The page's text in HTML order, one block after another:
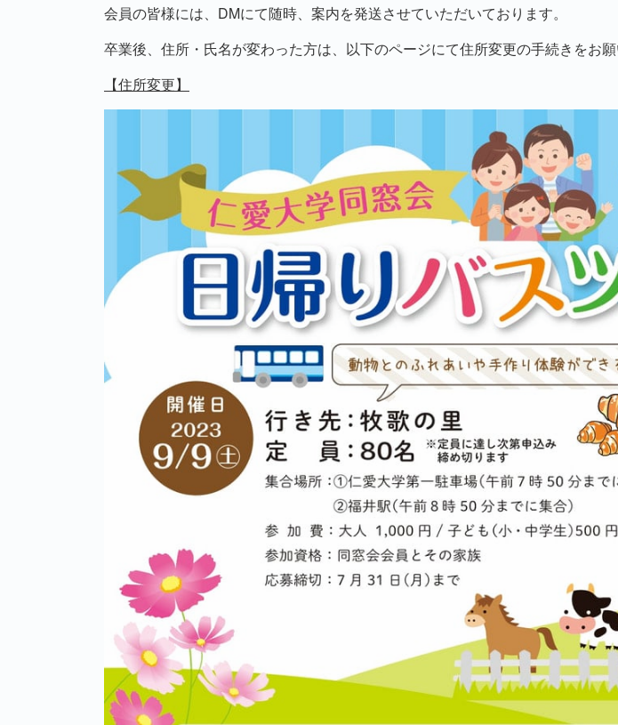
会員の皆様には、DMにて随時、 案内を発送させていただいております。
卒業後、住所・氏名が変わった方は、以下のページにて住所変更の手続きをお願
【住所変更】